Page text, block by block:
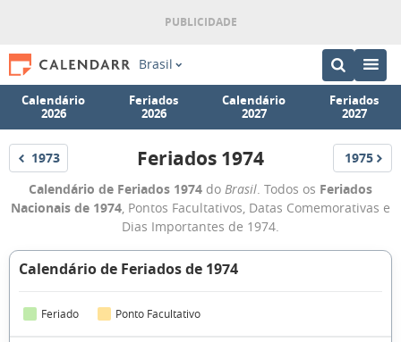
Brasil
Calendário
2026
Feriados
2026
Calendário
2027
Feriados
2027
Feriados
1973
Feriados
1974
Feriados 1974 Feriados
1975
Calendário de Feriados 1974 do Brasil. Todos os Feriados
Nacionais de 1974, Pontos Facultativos, Datas Comemorativas e
Dias Importantes de 1974.
Calendário de Feriados de 1974
Feriado Ponto Facultativo